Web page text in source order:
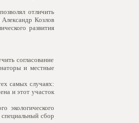
отличить
Козлов
развития
согласование
и местные
самых случаях:
и этот участок
экологического
сбор